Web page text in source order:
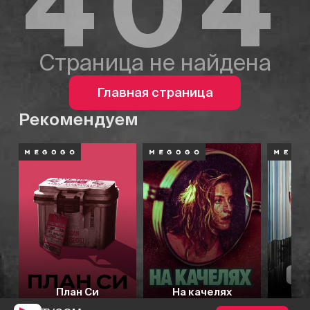
Страница не найдена
Главная страница
Рекомендуем
План Си На качелях